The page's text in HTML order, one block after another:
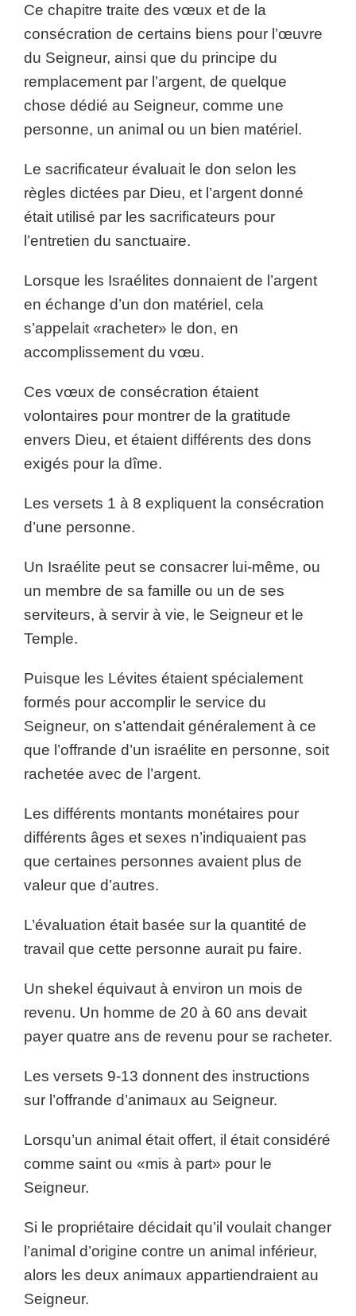
Ce chapitre traite des vœux et de la
consécration de certains biens pour l’œuvre
du Seigneur, ainsi que du principe du
remplacement par l’argent, de quelque
chose dédié au Seigneur, comme une
personne, un animal ou un bien matériel.
Le sacrificateur évaluait le don selon les
règles dictées par Dieu, et l’argent donné
était utilisé par les sacrificateurs pour
l’entretien du sanctuaire.
Lorsque les Israélites donnaient de l’argent
en échange d’un don matériel, cela
s’appelait «racheter» le don, en
accomplissement du vœu.
Ces vœux de consécration étaient
volontaires pour montrer de la gratitude
envers Dieu, et étaient différents des dons
exigés pour la dîme.
Les versets 1 à 8 expliquent la consécration
d’une personne.
Un Israélite peut se consacrer lui-même, ou
un membre de sa famille ou un de ses
serviteurs, à servir à vie, le Seigneur et le
Temple.
Puisque les Lévites étaient spécialement
formés pour accomplir le service du
Seigneur, on s’attendait généralement à ce
que l’offrande d’un israélite en personne, soit
rachetée avec de l’argent.
Les différents montants monétaires pour
différents âges et sexes n’indiquaient pas
que certaines personnes avaient plus de
valeur que d’autres.
L’évaluation était basée sur la quantité de
travail que cette personne aurait pu faire.
Un shekel équivaut à environ un mois de
revenu. Un homme de 20 à 60 ans devait
payer quatre ans de revenu pour se racheter.
Les versets 9-13 donnent des instructions
sur l’offrande d’animaux au Seigneur.
Lorsqu’un animal était offert, il était considéré
comme saint ou «mis à part» pour le
Seigneur.
Si le propriétaire décidait qu’il voulait changer
l’animal d’origine contre un animal inférieur,
alors les deux animaux appartiendraient au
Seigneur.